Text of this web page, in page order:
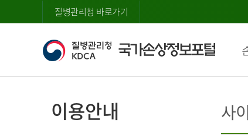
질병관리청 바로가기
이용안내 사